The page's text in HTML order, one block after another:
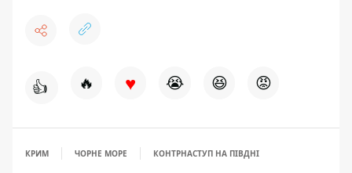
👍 🔥 ♥ 😭 😆 😡
КРИМ ЧОРНЕ МОРЕ КОНТРНАСТУП НА ПІВДНІ